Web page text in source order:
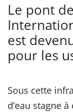
Le pont
est
pour les
Sous cette
d’eau stagne